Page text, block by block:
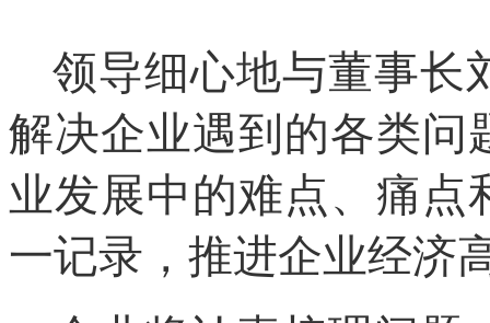
领导细心地与董事长
解决企业遇到的各类问
业发展中的难点、痛点
一记录， 推进企业经济